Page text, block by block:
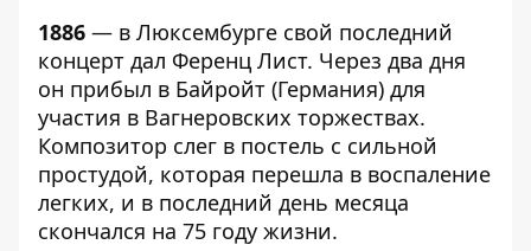
1886 — в Люксембурге свой последний
концерт дал Ференц Лист. Через два дня
он прибыл в Байройт (Германия) для
участия в Вагнеровских торжествах.
Композитор слег в постель с сильной
простудой, которая перешла в воспаление
легких, и в последний день месяца
скончался на 75 году жизни.